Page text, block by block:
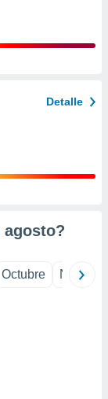
Detalle
agosto?
Octubre